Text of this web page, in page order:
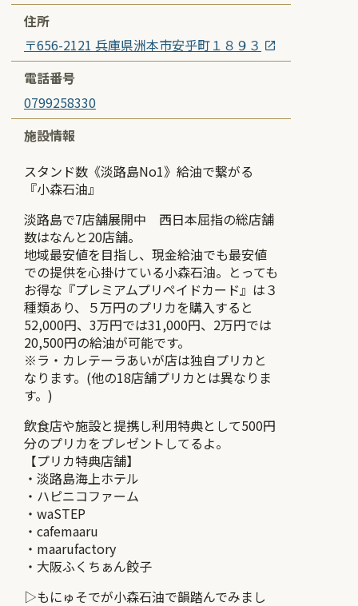
住所
〒656-2121 兵庫県洲本市安乎町１８９３
電話番号
0799258330
施設情報
スタンド数《淡路島No1》給油で繋がる
『小森石油』
淡路島で7店舗展開中 西日本屈指の総店舗
数はなんと20店舗。
地域最安値を目指し、現金給油でも最安値
での提供を心掛けている小森石油。とっても
お得な『プレミアムプリペイドカード』は３
種類あり、５万円のプリカを購入すると
52,000円、3万円では31,000円、2万円では
20,500円の給油が可能です。
※ラ・カレテーラあいが店は独自プリカと
なります。(他の18店舗プリカとは異なりま
す。)
飲食店や施設と提携し利用特典として500円
分のプリカをプレゼントしてるよ。
【プリカ特典店舗】
・淡路島海上ホテル
・ハピニコファーム
・waSTEP
・cafemaaru
・maarufactory
・大阪ふくちぁん餃子
▷もにゅそでが小森石油で韻踏んでみまし